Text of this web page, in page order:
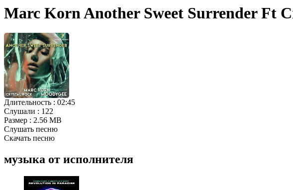
Marc Korn Another Sweet Surrender Ft
Длительность : 02:45
Слушали : 122
Размер : 2.56 MB
Слушать песню
Скачать песню
музыка от исполнителя